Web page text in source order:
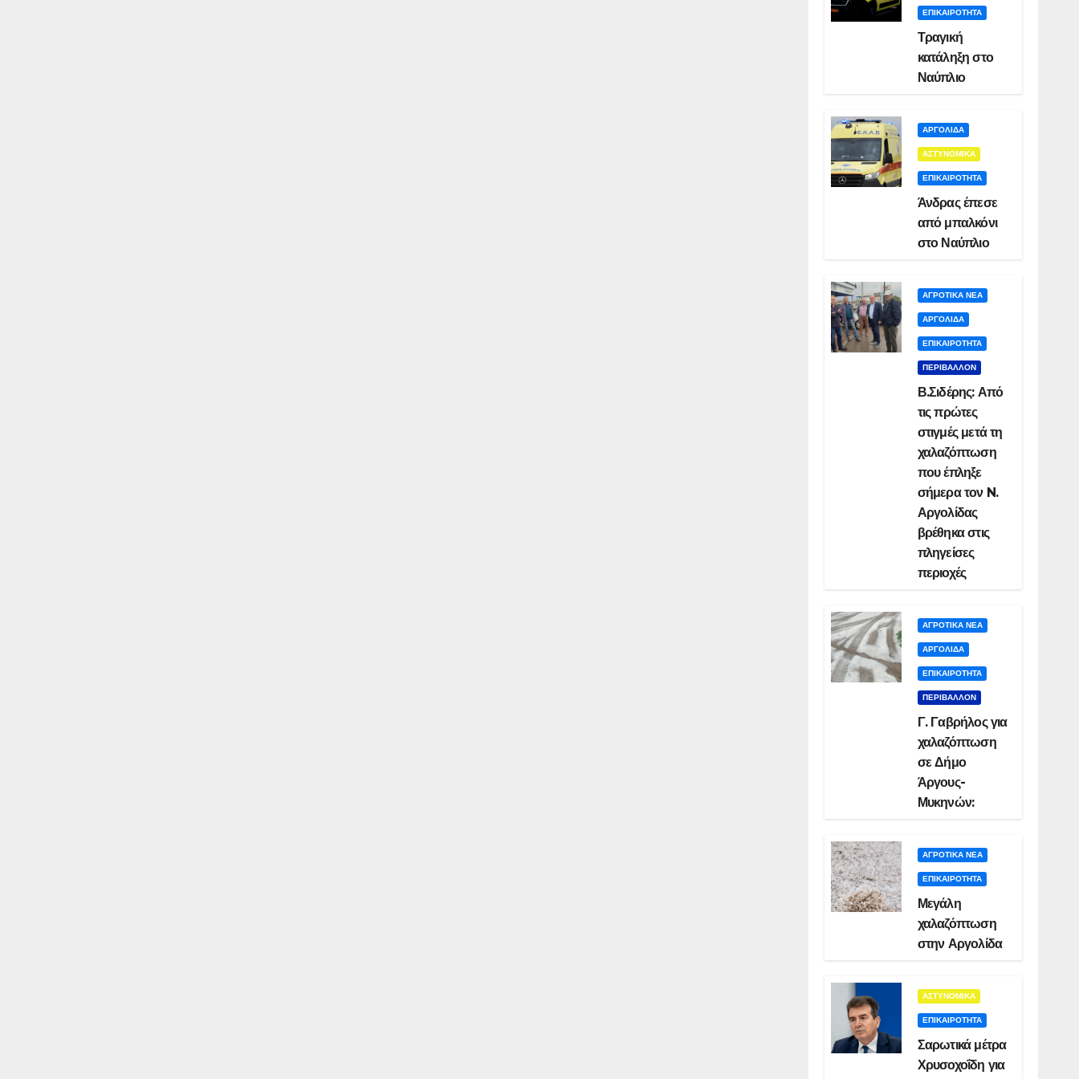
ΕΠΙΚΑΙΡΟΤΗΤΑ
Τραγική
κατάληξη στο
Ναύπλιο
ΑΡΓΟΛΙΔΑ
ΑΣΤΥΝΟΜΙΚΑ
ΕΠΙΚΑΙΡΟΤΗΤΑ
Άνδρας έπεσε
από μπαλκόνι
στο Ναύπλιο
ΑΓΡΟΤΙΚΑ ΝΕΑ
ΑΡΓΟΛΙΔΑ
ΕΠΙΚΑΙΡΟΤΗΤΑ
ΠΕΡΙΒΑΛΛΟΝ
Β.Σιδέρης: Από
τις πρώτες
στιγμές μετά τη
χαλαζόπτωση
που έπληξε
σήμερα τον N.
Αργολίδας
βρέθηκα στις
πληγείσες
περιοχές
ΑΓΡΟΤΙΚΑ ΝΕΑ
ΑΡΓΟΛΙΔΑ
ΕΠΙΚΑΙΡΟΤΗΤΑ
ΠΕΡΙΒΑΛΛΟΝ
Γ. Γαβρήλος για
χαλαζόπτωση
σε Δήμο
Άργους-
Μυκηνών:
ΑΓΡΟΤΙΚΑ ΝΕΑ
ΕΠΙΚΑΙΡΟΤΗΤΑ
Μεγάλη
χαλαζόπτωση
στην Αργολίδα
ΑΣΤΥΝΟΜΙΚΑ
ΕΠΙΚΑΙΡΟΤΗΤΑ
Σαρωτικά μέτρα
Χρυσοχοΐδη για